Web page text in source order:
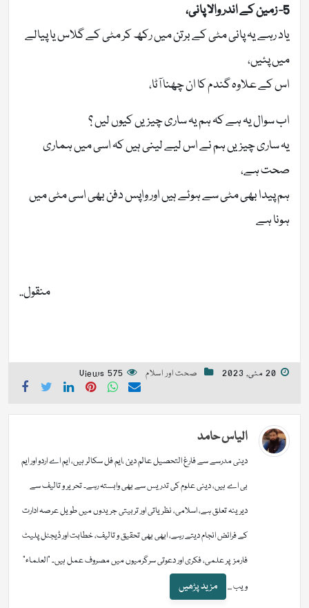
5- زمین کے اندر والا پانی،
یاد رہے یہ پانی مٹی کے برتن میں رکھ کر مٹی کے گلاس یا پیالے
میں پئیں،
اس کے علاوہ گندم کا ان چھنا آٹا،
اب سوال یہ ہے کہ ہم یہ ساری چیزیں کیوں لیں ؟
یہ ساری چیزیں ہم نے اس لیے لینی ہیں کہ اسی میں ہماری
صحت ہے،
ہم پیدا بھی مٹی سے ہوئے ہیں اور واپس دفن بھی اسی مٹی میں
ہونا ہے
منقول..
20 مئی, 2023 صحت اور اسلام 575 Views
الیاس حامد
دینی مدرسے سے فارغ التحصیل عالم دین ،ایم فل سکالر ہیں، ایم اے اردو اور ایم
بی اے ہیں، دینی علوم کی تدریس سے بھی وابستہ رہے۔ تحریر و تالیف سے
دیرینہ تعلق ہے، اسلامی، نظریاتی اور تربیتی جریدوں میں طویل عرصہ ادارت
کے فرائض انجام دیتے رہے، ابھی بھی تحقیق و تالیف، خطابت اور ڈیجٹل پلیٹ
فارمز پر علمی، فکری اور دعوتی سرگرمیوں میں مصروف عمل ہیں۔ "العلماء"
ویب ...
مزید پڑھیں